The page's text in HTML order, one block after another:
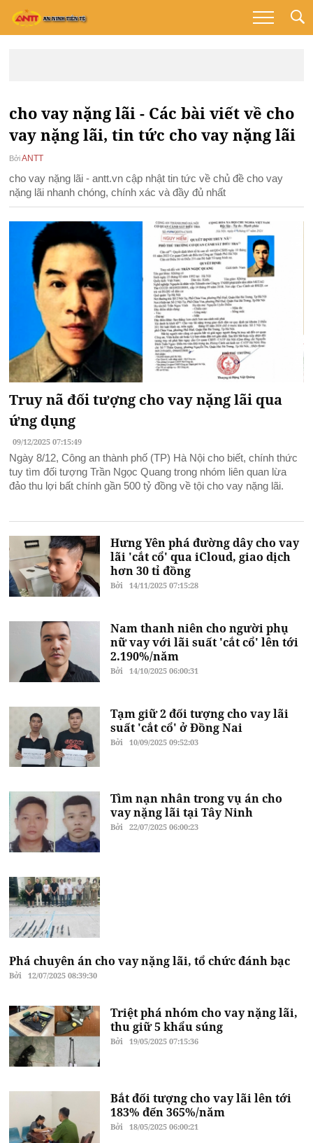
cho vay nặng lãi - Các bài viết về cho
vay nặng lãi, tin tức cho vay nặng lãi
Bởi ANTT
cho vay nặng lãi - antt.vn cập nhật tin tức về chủ đề cho vay
nặng lãi nhanh chóng, chính xác và đầy đủ nhất
Truy nã đối tượng cho vay nặng lãi qua
ứng dụng
09/12/2025 07:15:49
Ngày 8/12, Công an thành phố (TP) Hà Nội cho biết, chính thức
tuy tìm đối tượng Trần Ngọc Quang trong nhóm liên quan lừa
đảo thu lợi bất chính gần 500 tỷ đồng về tội cho vay nặng lãi.
Hưng Yên phá đường dây cho vay
lãi 'cắt cổ' qua iCloud, giao dịch
hơn 30 tỉ đồng
Bởi 14/11/2025 07:15:28
Nam thanh niên cho người phụ
nữ vay với lãi suất 'cắt cổ' lên tới
2.190%/năm
Bởi 14/10/2025 06:00:31
Tạm giữ 2 đối tượng cho vay lãi
suất 'cắt cổ' ở Đồng Nai
Bởi 10/09/2025 09:52:03
Tìm nạn nhân trong vụ án cho
vay nặng lãi tại Tây Ninh
Bởi 22/07/2025 06:00:23
Phá chuyên án cho vay nặng lãi, tổ chức đánh bạc
Bởi 12/07/2025 08:39:30
Triệt phá nhóm cho vay nặng lãi,
thu giữ 5 khẩu súng
Bởi 19/05/2025 07:15:36
Bắt đối tượng cho vay lãi lên tới
183% đến 365%/năm
Bởi 18/05/2025 06:00:21